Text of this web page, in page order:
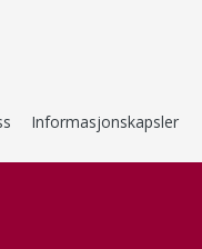
Informasjonskapsler